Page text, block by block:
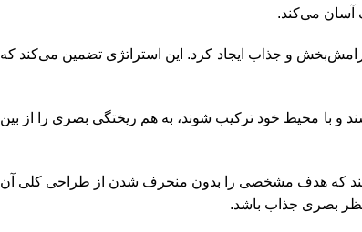
آسان می‌کند.
و جذاب ایجاد کرد. این استراتژی تضمین می‌کند که
و با محیط خود ترکیب شوند، به هم ریختگی بصری را از بین
می‌کند که هدف مشخصی را بدون منحرف شدن از طراحی کلی آن
نظر بصری جذاب باشد.